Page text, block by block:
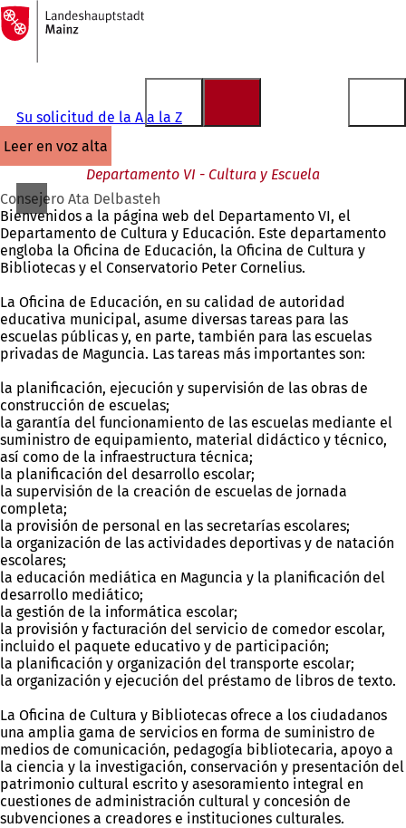
Saltar al contenido
A
la
página
Su solicitud de la A a la Z
leer en voz alta
Departamento VI - Cultura y Escuela
Consejero Ata Delbasteh
Bienvenidos a la página web del Departamento VI, el
Departamento de Cultura y Educación. Este departamento
engloba la Oficina de Educación, la Oficina de Cultura y
Bibliotecas y el Conservatorio Peter Cornelius.
La Oficina de Educación, en su calidad de autoridad
educativa municipal, asume diversas tareas para las
escuelas públicas y, en parte, también para las escuelas
privadas de Maguncia. Las tareas más importantes son:
la planificación, ejecución y supervisión de las obras de
construcción de escuelas;
la garantía del funcionamiento de las escuelas mediante el
suministro de equipamiento, material didáctico y técnico,
así como de la infraestructura técnica;
la planificación del desarrollo escolar;
la supervisión de la creación de escuelas de jornada
completa;
la provisión de personal en las secretarías escolares;
la organización de las actividades deportivas y de natación
escolares;
la educación mediática en Maguncia y la planificación del
desarrollo mediático;
la gestión de la informática escolar;
la provisión y facturación del servicio de comedor escolar,
incluido el paquete educativo y de participación;
la planificación y organización del transporte escolar;
la organización y ejecución del préstamo de libros de texto.
La Oficina de Cultura y Bibliotecas ofrece a los ciudadanos
una amplia gama de servicios en forma de suministro de
medios de comunicación, pedagogía bibliotecaria, apoyo a
la ciencia y la investigación, conservación y presentación del
patrimonio cultural escrito y asesoramiento integral en
cuestiones de administración cultural y concesión de
subvenciones a creadores e instituciones culturales.